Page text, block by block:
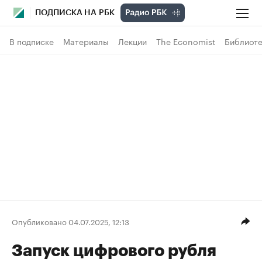
ПОДПИСКА НА РБК
В подписке Материалы Лекции The Economist
Опубликовано 04.07.2025, 12:13
Запуск цифрового рубля